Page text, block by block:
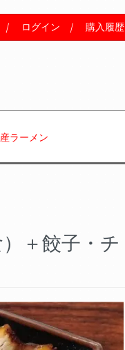
｜ ログイン ｜ 購入履歴
ラーメン
＋餃子・チ